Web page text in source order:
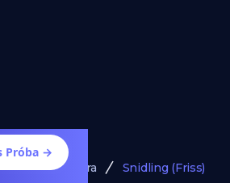
Próba →
Ételek Fogyásra Snidling (Friss)